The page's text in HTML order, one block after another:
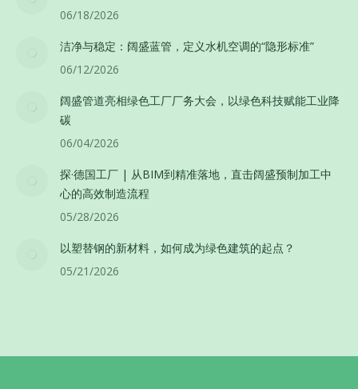
06/18/2026
洁净与稳定：阔盛蓝管，定义水机空调的“隐形标准”
06/12/2026
阔盛管道亮相绿色工厂厂务大会，以绿色科技赋能工业降
碳
06/04/2026
探·德国工厂 | 从BIM到精准落地，直击阔盛预制加工中
心的高效制造流程
05/28/2026
以塑替钢的新材料，如何成为绿色建筑的起点？
05/21/2026